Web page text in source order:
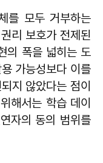
를 모두 거부하는
리 보호가 전제된
의 폭을 넓히는 도
가능성보다 이를
지 않았다는 점이
해서는 학습 데이
자의 동의 범위를